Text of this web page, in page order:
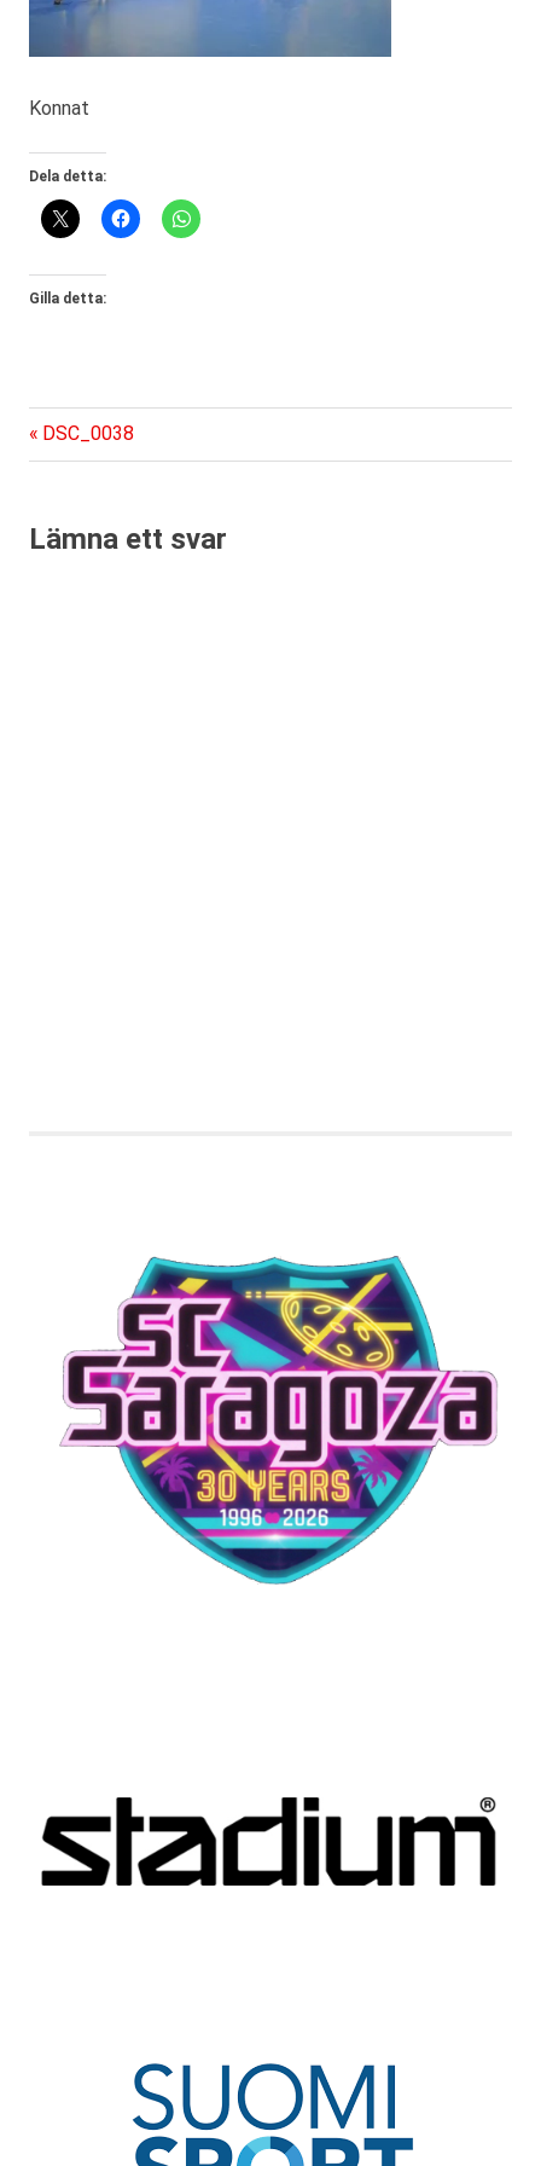
Konnat
Dela detta:
Gilla detta:
Inläggsnavigering
Föregående
inlägg:
DSC_0038
Lämna ett svar